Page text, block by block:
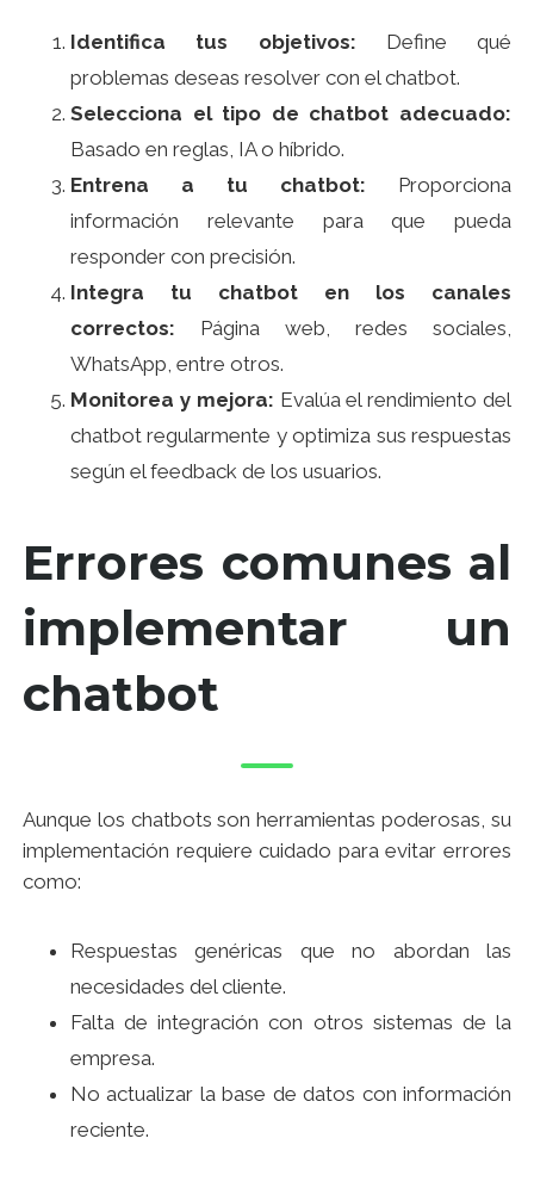
Identifica tus objetivos: Define qué
problemas deseas resolver con el chatbot.
Selecciona el tipo de chatbot adecuado:
Basado en reglas, IA o híbrido.
Entrena a tu chatbot: Proporciona
información relevante para que pueda
responder con precisión.
Integra tu chatbot en los canales
correctos: Página web, redes sociales,
WhatsApp, entre otros.
Monitorea y mejora: Evalúa el rendimiento del
chatbot regularmente y optimiza sus respuestas
según el feedback de los usuarios.
Errores comunes al
implementar un
chatbot
Aunque los chatbots son herramientas poderosas, su
implementación requiere cuidado para evitar errores
como:
Respuestas genéricas que no abordan las
necesidades del cliente.
Falta de integración con otros sistemas de la
empresa.
No actualizar la base de datos con información
reciente.